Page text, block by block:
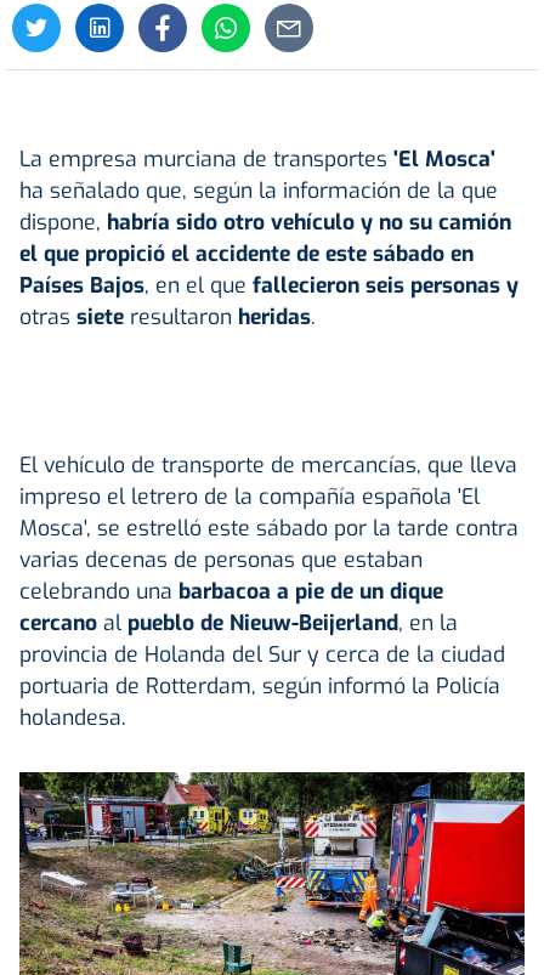
La empresa murciana de transportes 'El Mosca'
ha señalado que, según la información de la que
dispone, habría sido otro vehículo y no su camión
el que propició el accidente de este sábado en
Países Bajos, en el que fallecieron seis personas y
otras siete resultaron heridas.
El vehículo de transporte de mercancías, que lleva
impreso el letrero de la compañía española 'El
Mosca', se estrelló este sábado por la tarde contra
varias decenas de personas que estaban
celebrando una barbacoa a pie de un dique
cercano al pueblo de Nieuw-Beijerland, en la
provincia de Holanda del Sur y cerca de la ciudad
portuaria de Rotterdam, según informó la Policía
holandesa.